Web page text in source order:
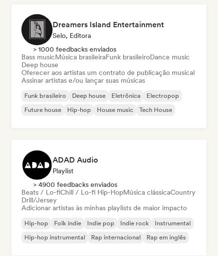
Dreamers Island Entertainment
Selo, Editora
> 1000 feedbacks enviados
Bass musicMúsica brasileiraFunk brasileiroDance music
Deep house
Oferecer aos artistas um contrato de publicação musical
Assinar artistas e/ou lançar suas músicas
Funk brasileiro Deep house Eletrônica
Electropop
Future house
Hip-hop House music Tech House
ADAD Audio
Playlist
> 4900 feedbacks enviados
Beats / Lo-fiChill / Lo-fi Hip-HopMúsica clássicaCountry
Drill/Jersey
Adicionar artistas às minhas playlists de maior impacto
Hip-hop Folk indie Indie pop Indie rock
Instrumental
Hip-hop instrumental
Rap internacional Rap em inglês